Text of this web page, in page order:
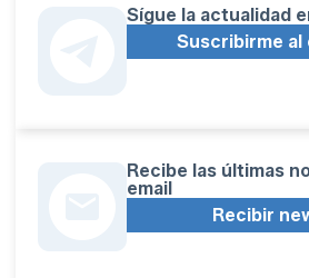
Sígue la actualidad
Suscribirme al
Recibe las últimas
email
Recibir